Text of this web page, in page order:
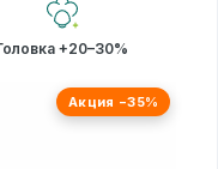
+20–30%
Акция −35%